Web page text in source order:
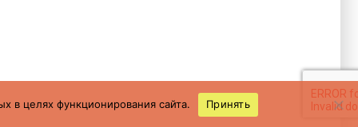
в целях функционирования сайта. Принять